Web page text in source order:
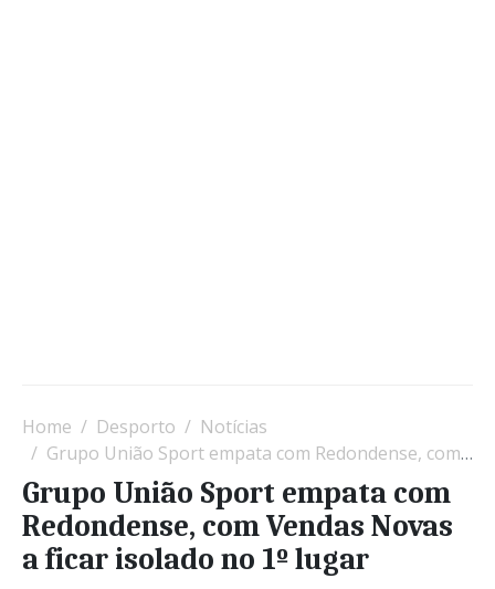
Home Desporto
Notícias
Grupo União Sport empata com Redondense, com Vendas Novas a ficar isolado no 1º lugar
Grupo União Sport empata com
Redondense, com Vendas Novas
a ficar isolado no 1º lugar